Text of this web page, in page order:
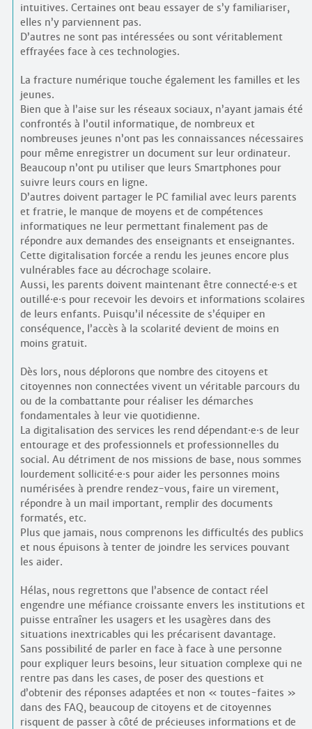
intuitives. Certaines ont beau essayer de s’y familiariser,
elles n’y parviennent pas.
D’autres ne sont pas intéressées ou sont véritablement
effrayées face à ces technologies.
La fracture numérique touche également les familles et les
jeunes.
Bien que à l’aise sur les réseaux sociaux, n’ayant jamais été
confrontés à l’outil informatique, de nombreux et
nombreuses jeunes n’ont pas les connaissances nécessaires
pour même enregistrer un document sur leur ordinateur.
Beaucoup n’ont pu utiliser que leurs Smartphones pour
suivre leurs cours en ligne.
D’autres doivent partager le PC familial avec leurs parents
et fratrie, le manque de moyens et de compétences
informatiques ne leur permettant finalement pas de
répondre aux demandes des enseignants et enseignantes.
Cette digitalisation forcée a rendu les jeunes encore plus
vulnérables face au décrochage scolaire.
Aussi, les parents doivent maintenant être connecté·e·s et
outillé·e·s pour recevoir les devoirs et informations scolaires
de leurs enfants. Puisqu’il nécessite de s’équiper en
conséquence, l’accès à la scolarité devient de moins en
moins gratuit.
Dès lors, nous déplorons que nombre des citoyens et
citoyennes non connectées vivent un véritable parcours du
ou de la combattante pour réaliser les démarches
fondamentales à leur vie quotidienne.
La digitalisation des services les rend dépendant·e·s de leur
entourage et des professionnels et professionnelles du
social. Au détriment de nos missions de base, nous sommes
lourdement sollicité·e·s pour aider les personnes moins
numérisées à prendre rendez-vous, faire un virement,
répondre à un mail important, remplir des documents
formatés, etc.
Plus que jamais, nous comprenons les difficultés des publics
et nous épuisons à tenter de joindre les services pouvant
les aider.
Hélas, nous regrettons que l’absence de contact réel
engendre une méfiance croissante envers les institutions et
puisse entraîner les usagers et les usagères dans des
situations inextricables qui les précarisent davantage.
Sans possibilité de parler en face à face à une personne
pour expliquer leurs besoins, leur situation complexe qui ne
rentre pas dans les cases, de poser des questions et
d’obtenir des réponses adaptées et non « toutes-faites »
dans des FAQ, beaucoup de citoyens et de citoyennes
risquent de passer à côté de précieuses informations et de